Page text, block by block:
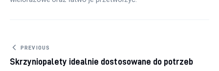
Nawigacja wpisu
PREVIOUS
Skrzyniopalety idealnie dostosowane do potrzeb